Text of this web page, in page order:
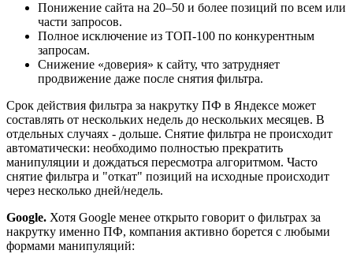
Понижение сайта на 20–50 и более позиций по всем или
части запросов.
Полное исключение из ТОП-100 по конкурентным
запросам.
Снижение «доверия» к сайту, что затрудняет
продвижение даже после снятия фильтра.
Срок действия фильтра за накрутку ПФ в Яндексе может
составлять от нескольких недель до нескольких месяцев. В
отдельных случаях - дольше. Снятие фильтра не происходит
автоматически: необходимо полностью прекратить
манипуляции и дождаться пересмотра алгоритмом. Часто
снятие фильтра и "откат" позиций на исходные происходит
через несколько дней/недель.
Google. Хотя Google менее открыто говорит о фильтрах за
накрутку именно ПФ, компания активно борется с любыми
формами манипуляций: